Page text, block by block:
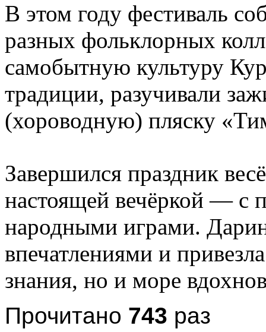
В этом году фестиваль
разных фольклорных
самобытную культуру
традиции, разучивали
(хороводную) пляску
Завершился праздник
настоящей вечёркой — с
народными играми.
впечатлениями и
знания, но и море
Прочитано 743 раз